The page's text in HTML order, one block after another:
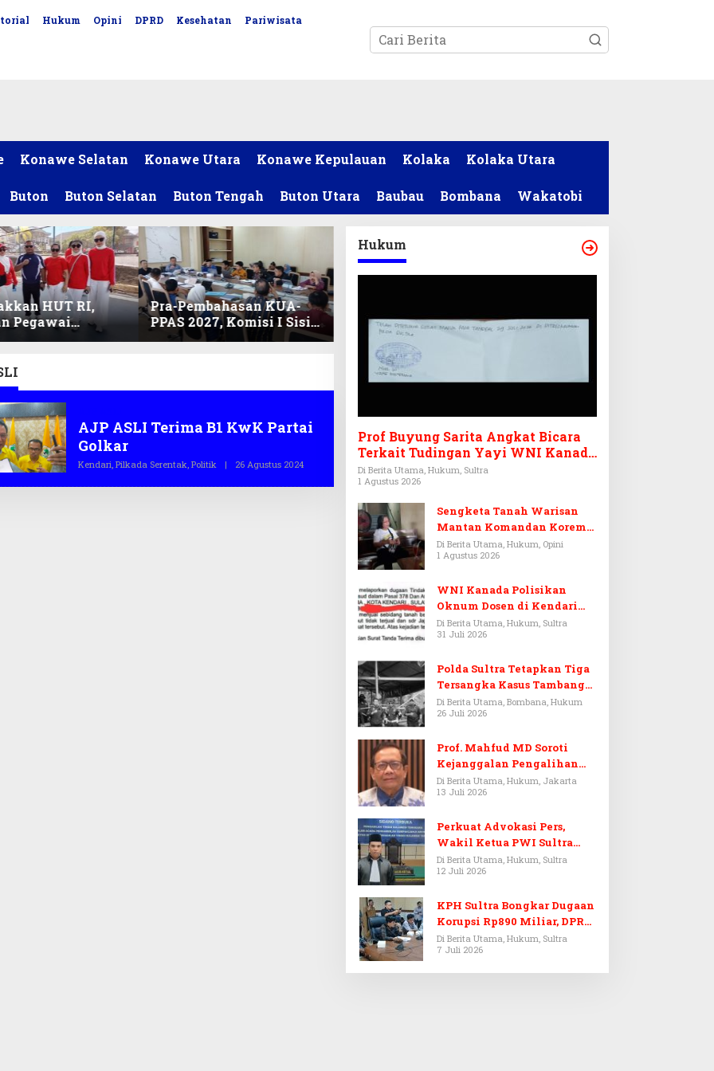
Hukum Opini DPRD Kesehatan Pariwisata
Konawe Selatan Konawe Utara Konawe Kepulauan Kolaka Kolaka Utara
Buton Buton Selatan Buton Tengah Buton Utara Baubau Bombana Wakatobi
HUT RI,
Pegawai
DPRD Sultra
Pra-Pembahasan KUA-
PPAS 2027, Komisi I Sisir
Program Prioritas
AJP ASLI Terima B1 KwK Partai
Golkar
Kendari, Pilkada Serentak, Politik | 26 Agustus 2024O
E
Hukum
Prof Buyung Sarita Angkat Bicara
Terkait Tudingan Yayi WNI Kanada
Ditagih Utang Rp3,6 Miliar
Di Berita Utama, Hukum, Sultra
1 Agustus 2026
Sengketa Tanah Warisan
Mantan Komandan Korem
143/HO, Ketika Warisan
Menjadi Arena Pemerasan
Di Berita Utama, Hukum, Opini
1 Agustus 2026
WNI Kanada Polisikan
Oknum Dosen di Kendari
Terkait Aset Puluhan Miliar
Di Berita Utama, Hukum, Sultra
31 Juli 2026
Polda Sultra Tetapkan Tiga
Tersangka Kasus Tambang
Emas Ilegal di Bombana
Di Berita Utama, Bombana, Hukum
26 Juli 2026
Prof. Mahfud MD Soroti
Kejanggalan Pengalihan
Penyelidikan Tersangka
Febrie Adriansyah
Di Berita Utama, Hukum, Jakarta
13 Juli 2026
Perkuat Advokasi Pers,
Wakil Ketua PWI Sultra
Resmi Dilantik Menjadi
Advokat PERADI
Di Berita Utama, Hukum, Sultra
12 Juli 2026
KPH Sultra Bongkar Dugaan
Korupsi Rp890 Miliar, DPRD
Sultra Gelar RDP
Di Berita Utama, Hukum, Sultra
7 Juli 2026